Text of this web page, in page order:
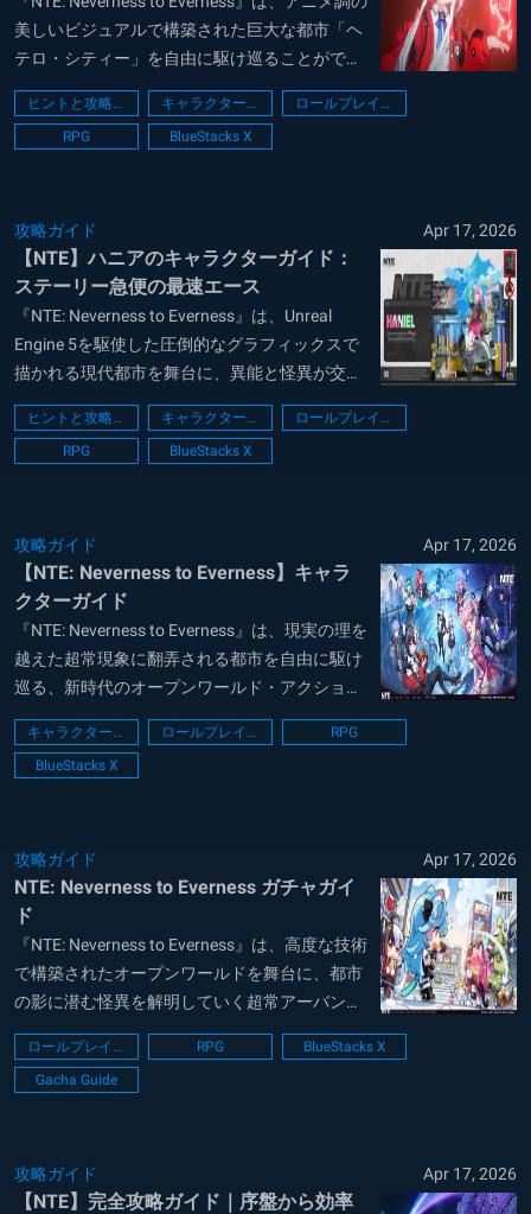
美しいビジュアルで構築された巨大な都市「ヘ
テロ・シティー」を自由に駆け巡ることができ
る、次世代のオープンワールドRPGです。超常
現象（アノマリー）を解決するスリリングな戦
闘システムに加え、自分好みに車を改造して街
ヒントと攻略法 キャラクターに関するガイド
ロールプレイング
RPG
BlueStacks X
攻略ガイド Apr 17, 2026
【NTE】ハニアのキャラクターガイド：
ステーリー急便の最速エース
『NTE: Neverness to Everness』は、Unreal
Engine 5を駆使した圧倒的なグラフィックスで
描かれる現代都市を舞台に、異能と怪異が交錯
する物語を体験できるアーバンオープンワール
ドRPGです。プレイヤーは超常現象を調査する
「鑑定士」として、スタイリッシュなアクショ
ヒントと攻略法 キャラクターに関するガイド
ロールプレイング
RPG
BlueStacks X
攻略ガイド Apr 17, 2026
【NTE: Neverness to Everness】キャラ
クターガイド
『NTE: Neverness to Everness』は、現実の理を
越えた超常現象に翻弄される都市を自由に駆け
巡る、新時代のオープンワールド・アクション
RPGです。異能者たちが織り成す重厚なシナリ
オと、ハイスピードで爽快感溢れるバトルシス
テムが魅力ですが、本作の真骨頂は生活の細部
キャラクターに関するガイド ロールプレイング
RPG
BlueStacks X
攻略ガイド Apr 17, 2026
NTE: Neverness to Everness ガチャガイ
ド
『NTE: Neverness to Everness』は、高度な技術
で構築されたオープンワールドを舞台に、都市
の影に潜む怪異を解明していく超常アーバン
RPGとして、圧倒的な体験を提供します。プレ
イヤーは特殊な力を備えたエージェントとして
街に溶け込み、突如として現れる非日常的な事
ロールプレイング RPG
BlueStacks X
Gacha Guide
攻略ガイド Apr 17, 2026
【NTE】完全攻略ガイド｜序盤から効率